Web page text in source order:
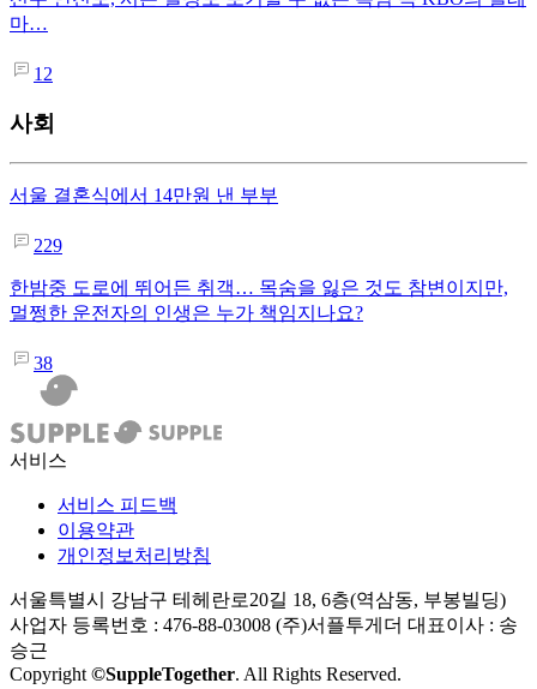
마…
12
사회
서울 결혼식에서 14만원 낸 부부
229
한밤중 도로에 뛰어든 취객… 목숨을 잃은 것도 참변이지만,
멀쩡한 운전자의 인생은 누가 책임지나요?
38
서비스
서비스 피드백
이용약관
개인정보처리방침
서울특별시 강남구 테헤란로20길 18, 6층(역삼동, 부봉빌딩)
사업자 등록번호 : 476-88-03008 (주)서플투게더 대표이사 : 송
승근
Copyright ©SuppleTogether. All Rights Reserved.